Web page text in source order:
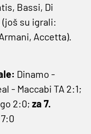
Bassi, Di
su igrali:
Accetta).
Dinamo -
- Maccabi TA 2:1;
2:0; za 7.